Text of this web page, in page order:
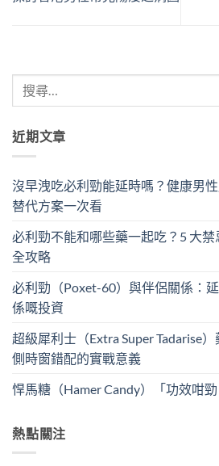
近期文章
沒早洩吃必利勁能延時嗎？健康男
替代方案一次看
必利勁不能和哪些藥一起吃？5 大
全攻略
必利勁（Poxet-60）與伴侶關係：
係嘅投資
超級犀利士（Extra Super Tadarise
側時窗錯配的實戰意義
悍馬糖（Hamer Candy）「功效咁
熱點關注